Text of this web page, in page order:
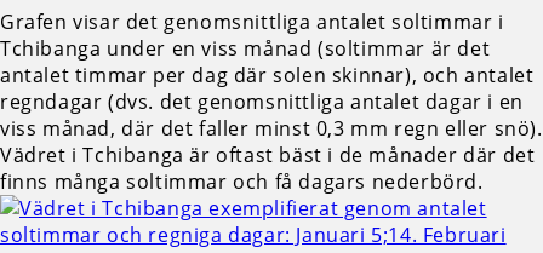
Grafen visar det genomsnittliga antalet soltimmar i
Tchibanga under en viss månad (soltimmar är det
antalet timmar per dag där solen skinnar), och antalet
regndagar (dvs. det genomsnittliga antalet dagar i en
viss månad, där det faller minst 0,3 mm regn eller snö).
Vädret i Tchibanga är oftast bäst i de månader där det
finns många soltimmar och få dagars nederbörd.